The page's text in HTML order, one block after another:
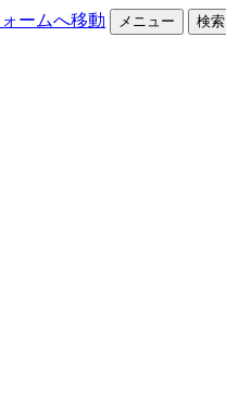
ームへ移動 メニュー 検索